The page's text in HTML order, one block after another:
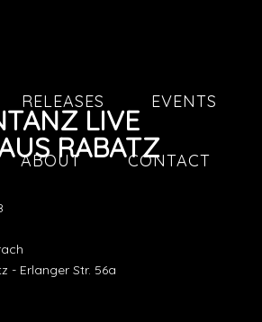
RELEASES EVENTS
ABOUT CONTACT
LIVE
RABATZ
- Erlanger Str. 56a